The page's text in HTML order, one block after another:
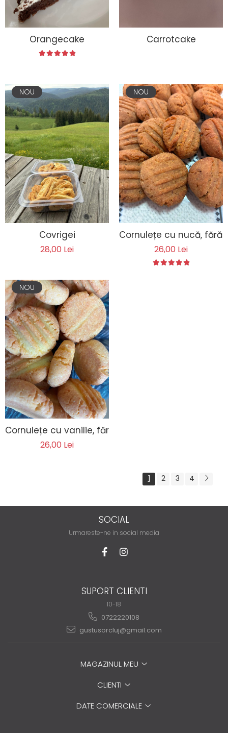
Orangecake Carrotcake
NOU
Covrigei
28,00 Lei
NOU
Cornulețe cu nucă, fără
26,00 Lei
NOU
Cornulețe cu vanilie, fără lactoză, fără zahăr
26,00 Lei
1 2 3 4
SOCIAL
Urmareste-ne in social media
SUPORT CLIENTI
10-18
0722220108
gustusorcluj@gmail.com
MAGAZINUL MEU
CLIENTI
DATE COMERCIALE